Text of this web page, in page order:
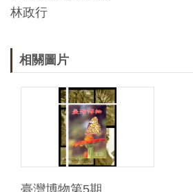
林政行
相關圖片
臺灣博物第5期